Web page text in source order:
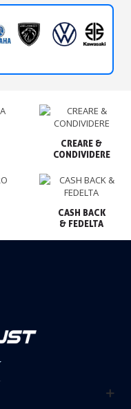
CREARE &
CONDIVIDERE
CASH BACK
& FEDELTA